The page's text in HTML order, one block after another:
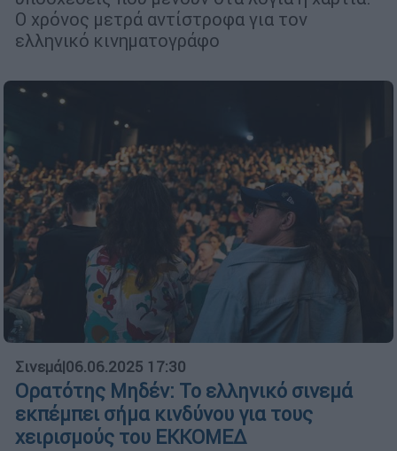
Ο χρόνος μετρά αντίστροφα για τον
ελληνικό κινηματογράφο
Σινεμά|06.06.2025 17:30
Ορατότης Μηδέν: Το ελληνικό σινεμά
εκπέμπει σήμα κινδύνου για τους
χειρισμούς του ΕΚΚΟΜΕΔ